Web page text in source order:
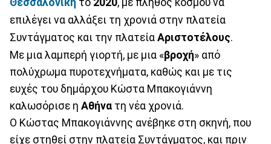
επιλέγει να αλλάξει τη χρονιά στην πλατεία
Συντάγματος και την πλατεία Αριστοτέλους.
Με μια λαμπερή γιορτή, με μια «βροχή» από
πολύχρωμα πυροτεχνήματα, καθώς και με τις
ευχές του δημάρχου Κώστα Μπακογιάννη
καλωσόρισε η Αθήνα τη νέα χρονιά.
Ο Κώστας Μπακογιάννης ανέβηκε στη σκηνή, που
είχε στηθεί στην πλατεία Συντάγματος, και πριν